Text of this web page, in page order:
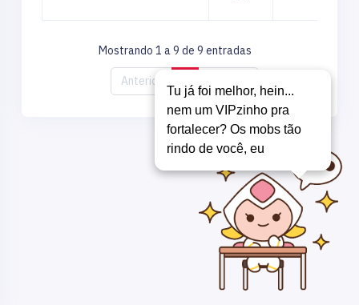
Mostrando 1 a 9 de 9 entradas
Anterior
Tu já foi melhor, hein...
nem um VIPzinho pra
fortalecer? Os mobs tão
rindo de você, eu ju